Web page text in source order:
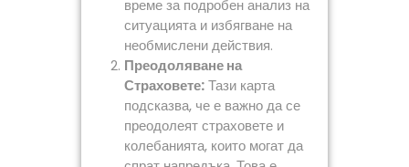
време за подробен анализ на
ситуацията и избягване на
необмислени действия.
Преодоляване на
Страховете:Тази карта
подсказва, че е важно да се
преодолеят страховете и
колебанията, които могат да